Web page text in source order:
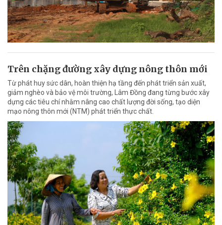
Trên chặng đường xây dựng nông thôn mới
Từ phát huy sức dân, hoàn thiện hạ tầng đến phát triển sản xuất,
giảm nghèo và bảo vệ môi trường, Lâm Đồng đang từng bước xây
dựng các tiêu chí nhằm nâng cao chất lượng đời sống, tạo diện
mạo nông thôn mới (NTM) phát triển thực chất.